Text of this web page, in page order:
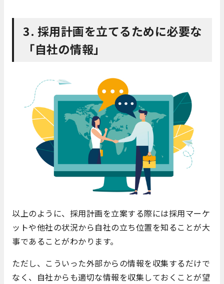
3. 採用計画を立てるために必要な
「自社の情報」
以上のように、採用計画を立案する際には採用マーケ
ットや他社の状況から自社の立ち位置を知ることが大
事であることがわかります。
ただし、こういった外部からの情報を収集するだけで
なく、自社からも適切な情報を収集しておくことが望